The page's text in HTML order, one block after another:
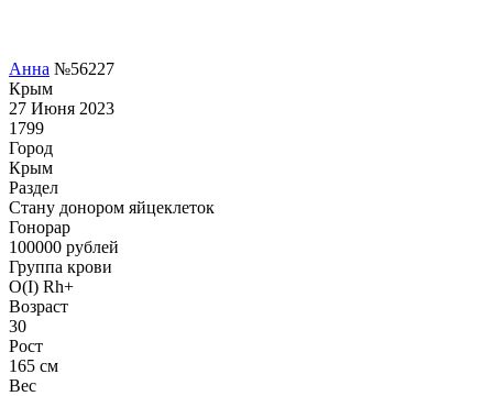
Анна №56227
Крым
27 Июня 2023
1799
Город
Крым
Раздел
Стану донором яйцеклеток
Гонoрар
100000 рублей
Группа крови
O(I) Rh+
Возраст
30
Рост
165 см
Вес